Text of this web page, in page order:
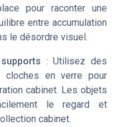
pour raconter une
entre accumulation
le désordre visuel.
: Utilisez des
en verre pour
cabinet. Les objets
le regard et
cabinet.